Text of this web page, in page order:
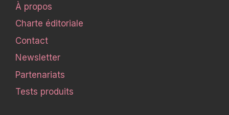
À propos
Charte éditoriale
Contact
Newsletter
Partenariats
Tests produits